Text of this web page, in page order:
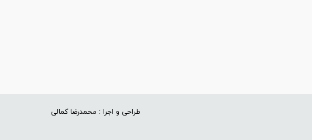
طراحی و اجرا : محمدرضا کمالی